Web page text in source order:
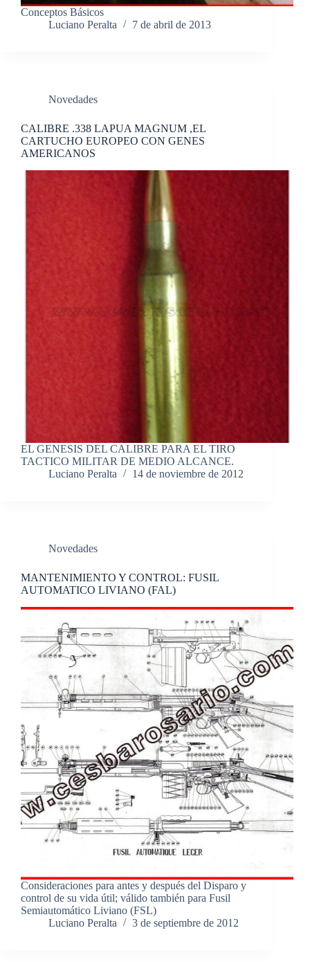
Conceptos Básicos
Luciano Peralta
7 de abril de 2013
Novedades
CALIBRE .338 LAPUA MAGNUM ,EL
CARTUCHO EUROPEO CON GENES
AMERICANOS
EL GENESIS DEL CALIBRE PARA EL TIRO
TACTICO MILITAR DE MEDIO ALCANCE.
Luciano Peralta
14 de noviembre de 2012
Novedades
MANTENIMIENTO Y CONTROL: FUSIL
AUTOMATICO LIVIANO (FAL)
Consideraciones para antes y después del Disparo y
control de su vida útil; válido también para Fusil
Semiautomático Liviano (FSL)
Luciano Peralta
3 de septiembre de 2012